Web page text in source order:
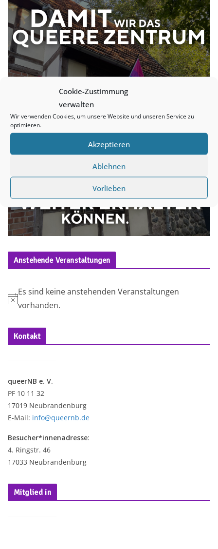
Cookie-Zustimmung
verwalten
Wir verwenden Cookies, um unsere Website und unseren Service zu
optimieren.
Akzeptieren
Ablehnen
Vorlieben
Anstehende Veranstaltungen
H
n
w
s
Es sind keine anstehenden Veranstaltungen
vorhanden.
Kontakt
queerNB e. V.
PF 10 11 32
17019 Neubrandenburg
E-Mail: info@queernb.de
Besucher*innenadresse:
4. Ringstr. 46
17033 Neubrandenburg
Mitglied in